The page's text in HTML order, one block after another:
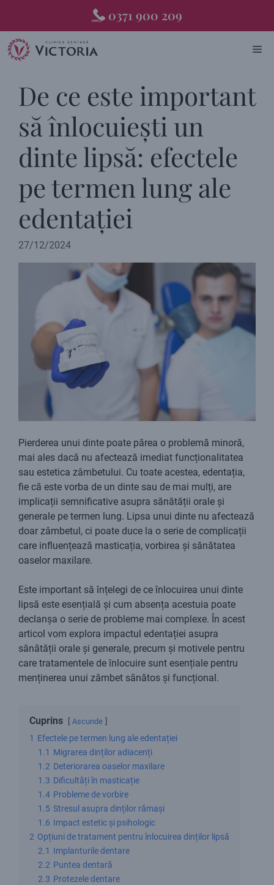
content
0371 900 209
De ce este important
să înlocuiești un
dinte lipsă: efectele
pe termen lung ale
edentației
27/12/2024
Pierderea unui dinte poate părea o problemă minoră,
mai ales dacă nu afectează imediat funcționalitatea
sau estetica zâmbetului. Cu toate acestea, edentația,
fie că este vorba de un dinte sau de mai mulți, are
implicații semnificative asupra sănătății orale și
generale pe termen lung. Lipsa unui dinte nu afectează
doar zâmbetul, ci poate duce la o serie de complicații
care influențează masticația, vorbirea și sănătatea
oaselor maxilare.
Este important să înțelegi de ce înlocuirea unui dinte
lipsă este esențială și cum absența acestuia poate
declanșa o serie de probleme mai complexe. În acest
articol vom explora impactul edentației asupra
sănătății orale și generale, precum și motivele pentru
care tratamentele de înlocuire sunt esențiale pentru
menținerea unui zâmbet sănătos și funcțional.
Cuprins Ascunde
1 Efectele pe termen lung ale edentației
1.1 Migrarea dinților adiacenți
1.2 Deteriorarea oaselor maxilare
1.3 Dificultăți în masticație
1.4 Probleme de vorbire
1.5 Stresul asupra dinților rămași
1.6 Impact estetic și psihologic
2 Opțiuni de tratament pentru înlocuirea dinților lipsă
2.1 Implanturile dentare
2.2 Puntea dentară
2.3 Protezele dentare